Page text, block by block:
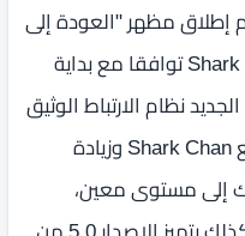
إطلاق مظهر "العودة إلى
المدرسة" الجديد في تطبيق Shark Chan توافقا مع بداية
نظام الارتباط الوثيق
الذي يمكنك من خلاله التفاعل مع Shark Chan وزيادة
إلى مستوى معين،